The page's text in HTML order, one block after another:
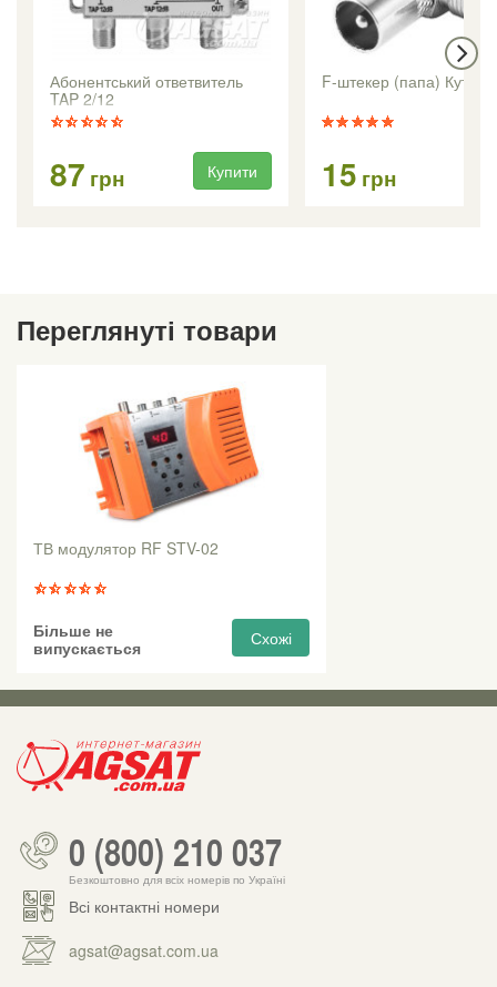
Абонентський ответвитель
TAP 2/12
87 грн Купити
F-штекер (папа)
15 грн
Переглянуті товари
ТВ модулятор RF STV-02
Більше не
випускається
Схожі
0 (800) 210 037
Безкоштовно для всіх номерів по Україні
Всі контактні номери
agsat@agsat.com.ua